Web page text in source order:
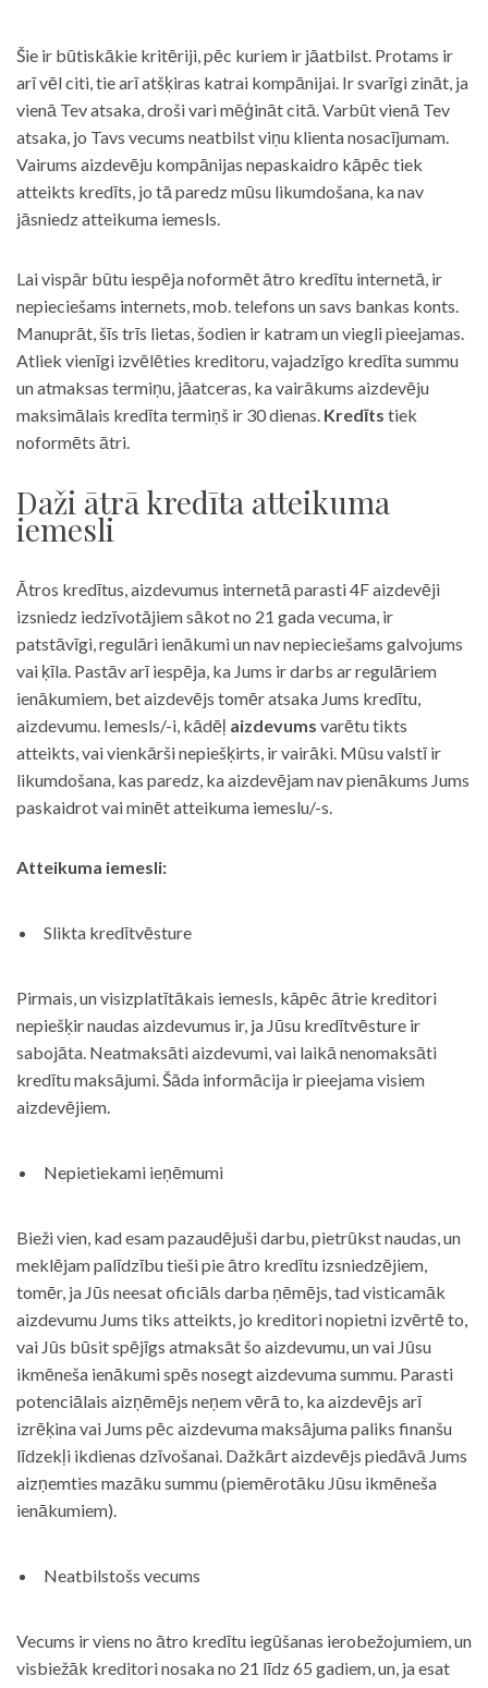
Šie ir būtiskākie kritēriji, pēc kuriem ir jāatbilst. Protams ir
arī vēl citi, tie arī atšķiras katrai kompānijai. Ir svarīgi zināt, ja
vienā Tev atsaka, droši vari mēģināt citā. Varbūt vienā Tev
atsaka, jo Tavs vecums neatbilst viņu klienta nosacījumam.
Vairums aizdevēju kompānijas nepaskaidro kāpēc tiek
atteikts kredīts, jo tā paredz mūsu likumdošana, ka nav
jāsniedz atteikuma iemesls.
Lai vispār būtu iespēja noformēt ātro kredītu internetā, ir
nepieciešams internets, mob. telefons un savs bankas konts.
Manuprāt, šīs trīs lietas, šodien ir katram un viegli pieejamas.
Atliek vienīgi izvēlēties kreditoru, vajadzīgo kredīta summu
un atmaksas termiņu, jāatceras, ka vairākums aizdevēju
maksimālais kredīta termiņš ir 30 dienas. Kredīts tiek
noformēts ātri.
Daži ātrā kredīta atteikuma
iemesli
Ātros kredītus, aizdevumus internetā parasti 4F aizdevēji
izsniedz iedzīvotājiem sākot no 21 gada vecuma, ir
patstāvīgi, regulāri ienākumi un nav nepieciešams galvojums
vai ķīla. Pastāv arī iespēja, ka Jums ir darbs ar regulāriem
ienākumiem, bet aizdevējs tomēr atsaka Jums kredītu,
aizdevumu. Iemesls/-i, kādēļ aizdevums varētu tikts
atteikts, vai vienkārši nepiešķirts, ir vairāki. Mūsu valstī ir
likumdošana, kas paredz, ka aizdevējam nav pienākums Jums
paskaidrot vai minēt atteikuma iemeslu/-s.
Atteikuma iemesli:
Slikta kredītvēsture
Pirmais, un visizplatītākais iemesls, kāpēc ātrie kreditori
nepiešķir naudas aizdevumus ir, ja Jūsu kredītvēsture ir
sabojāta. Neatmaksāti aizdevumi, vai laikā nenomaksāti
kredītu maksājumi. Šāda informācija ir pieejama visiem
aizdevējiem.
Nepietiekami ieņēmumi
Bieži vien, kad esam pazaudējuši darbu, pietrūkst naudas, un
meklējam palīdzību tieši pie ātro kredītu izsniedzējiem,
tomēr, ja Jūs neesat oficiāls darba ņēmējs, tad visticamāk
aizdevumu Jums tiks atteikts, jo kreditori nopietni izvērtē to,
vai Jūs būsit spējīgs atmaksāt šo aizdevumu, un vai Jūsu
ikmēneša ienākumi spēs nosegt aizdevuma summu. Parasti
potenciālais aizņēmējs neņem vērā to, ka aizdevējs arī
izrēķina vai Jums pēc aizdevuma maksājuma paliks finanšu
līdzekļi ikdienas dzīvošanai. Dažkārt aizdevējs piedāvā Jums
aizņemties mazāku summu (piemērotāku Jūsu ikmēneša
ienākumiem).
Neatbilstošs vecums
Vecums ir viens no ātro kredītu iegūšanas ierobežojumiem, un
visbiežāk kreditori nosaka no 21 līdz 65 gadiem, un, ja esat